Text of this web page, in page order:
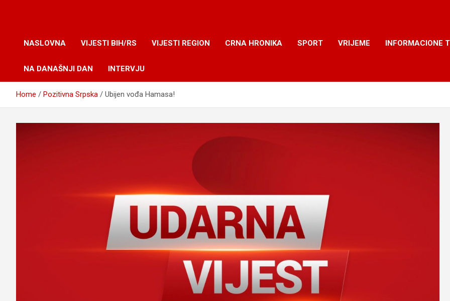
NASLOVNA VIJESTI BIH/RS VIJESTI REGION CRNA HRONIKA SPORT VRIJEME INFORMACIONE
NA DANAŠNJI DAN INTERVJU
Home Pozitivna Srpska Ubijen vođa Hamasa!